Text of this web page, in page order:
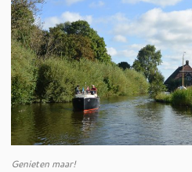
Genieten maar!